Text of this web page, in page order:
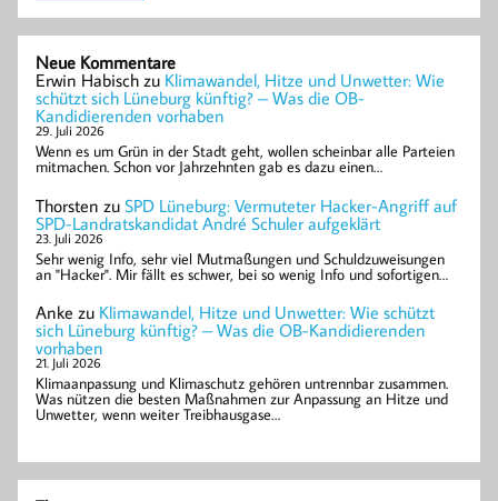
Neue Kommentare
Erwin Habisch zu Klimawandel, Hitze und Unwetter: Wie
schützt sich Lüneburg künftig? – Was die OB-
Kandidierenden vorhaben
29. Juli 2026
Wenn es um Grün in der Stadt geht, wollen scheinbar alle Parteien
mitmachen. Schon vor Jahrzehnten gab es dazu einen…
Thorsten zu SPD Lüneburg: Vermuteter Hacker-Angriff auf
SPD-Landratskandidat André Schuler aufgeklärt
23. Juli 2026
Sehr wenig Info, sehr viel Mutmaßungen und Schuldzuweisungen
an "Hacker". Mir fällt es schwer, bei so wenig Info und sofortigen…
Anke zu Klimawandel, Hitze und Unwetter: Wie schützt
sich Lüneburg künftig? – Was die OB-Kandidierenden
vorhaben
21. Juli 2026
Klimaanpassung und Klimaschutz gehören untrennbar zusammen.
Was nützen die besten Maßnahmen zur Anpassung an Hitze und
Unwetter, wenn weiter Treibhausgase…